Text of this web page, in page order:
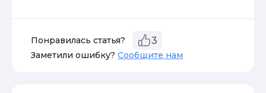
Понравилась статья? 3
Заметили ошибку? Сообщите нам